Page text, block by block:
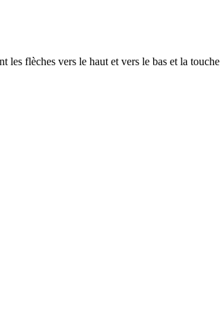
flèches vers le haut et vers le bas et la